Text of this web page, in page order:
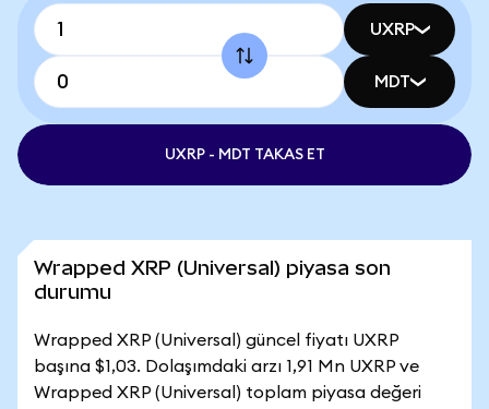
UXRP
MDT
UXRP - MDT TAKAS ET
Wrapped XRP (Universal) piyasa son
durumu
Wrapped XRP (Universal) güncel fiyatı UXRP
başına $1,03. Dolaşımdaki arzı 1,91 Mn UXRP ve
Wrapped XRP (Universal) toplam piyasa değeri